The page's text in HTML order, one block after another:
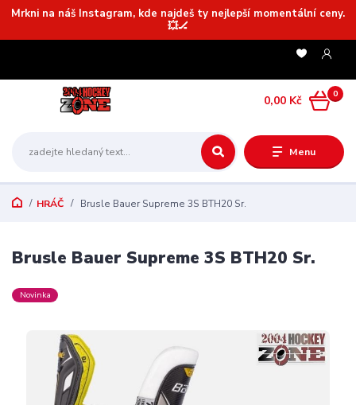
Mrkni na náš Instagram, kde najdeš ty nejlepší momentální ceny.
💥🏒
Menu
0
0,00 Kč
HRÁČ Brusle Bauer Supreme 3S BTH20 Sr.
Brusle Bauer Supreme 3S BTH20 Sr.
Novinka